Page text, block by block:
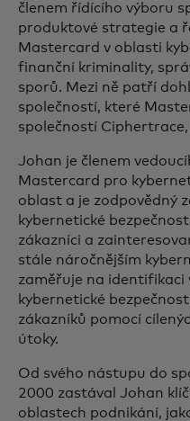
členem řídícího výboru
produktové strategie a
Mastercard v oblasti
finanční kriminality,
sporů. Mezi ně patří
společností, které
společností Ciphertrace,
Johan je členem
Mastercard pro
oblast a je zodpovědný
kybernetické
zákazníci a
stále náročnějším
zaměřuje na identifikaci
kybernetické
zákazníků pomocí
útoky.
Od svého nástupu do
2000 zastával Johan
oblastech podnikání,